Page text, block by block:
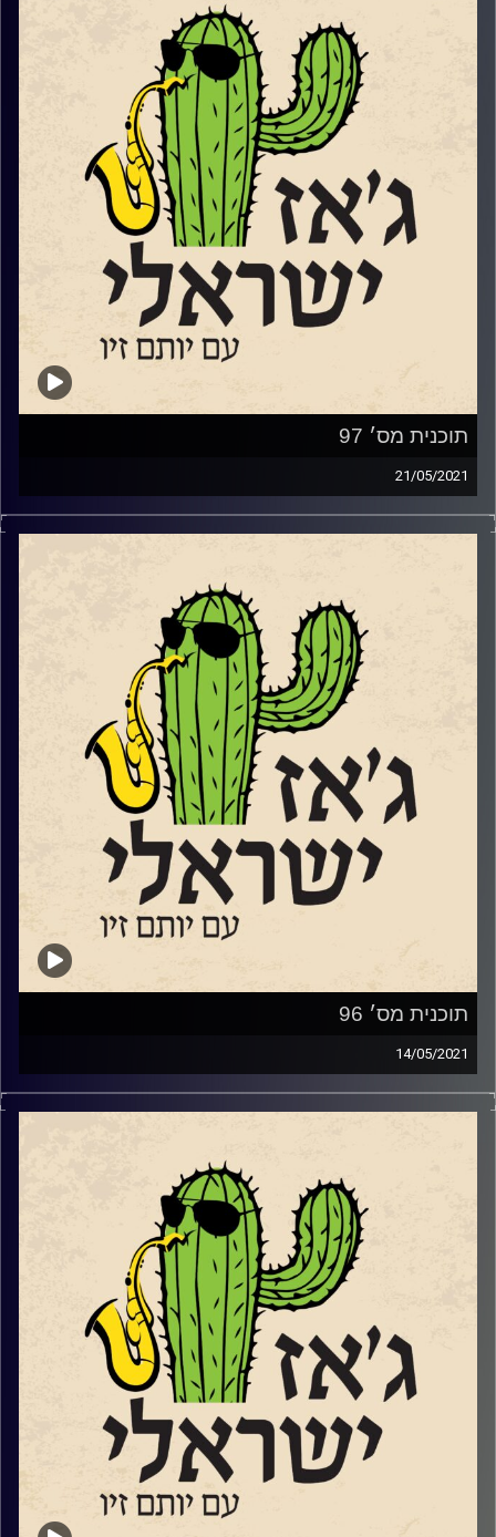
רועי מור שהוא גם מוזיקאי, גם שחקן
וגם מהנדס תוכנה ואפילו בעל תואר
.
קרדיט תמונות: רותם בר-אילן
תוכנית מס׳ 97
21/05/2021
אחינועם ניני היא אחת המוזיקאיות הישראליות
הפיקו חלק מאלבומיה הבינלאומיים ובמהלך
הקריירה המפוארת שלה שיתפה פעולה בין
היתר עם סטינג, סטיבי וונדר, קרלוס סנטנה, אל
דמיולה, מרסדס סוסה, אנדראה בוצ'לי צ'יק
קוריאה ובובי מקפרלין ועוד. היא שרה לשלושה
אפיפיורים בוותיקן ובבית הלבן בתקופתו של ביל
קליטון. ולאחרונה, אחרי יותר מ-30 שנות יצירה,
הוציאה ביחד עם גיל דור, שותפה ליצירה
מתחילת הדרך, אלבום הג'ז הראשון –
אפטרולוג'י
תוכנית מס׳ 96
14/05/2021
הטילים נופלים והמוזות אינן שותקות. השבוע,
שטריקר שיגיע לשיאו בשבוע
במופעחגיגי ומיוחד ועם המוזיקאי
(גיטריסט ופסנתרן)
איתמר ארז ששוחח איתנו
מוונקובר (קנדה).
בנוסף, שמענו מילים ומנגינות מתוך אלבום
הבכורה של הגיטריסט
רענן
חבושה לקראתמופע ההשקה החגיגי שיתקיים
ב"אוזן בר" בתל אביב וגם שוחחנו ושמענו
קטעים מתוך אלבום הסולו פסנתר החדש
שלטל בביצקי